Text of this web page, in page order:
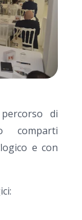
di
comparti
e con